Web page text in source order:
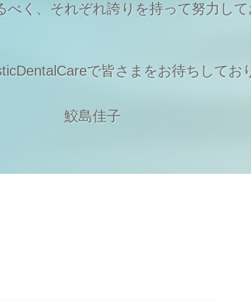
べく、それぞれ誇りを持って努力し
で皆さまをお待ちしてお
鮫島佳子